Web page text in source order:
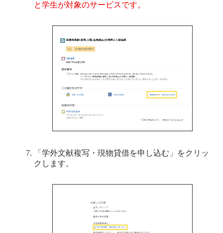
と学生が対象のサービスです。
「学外文献複写・現物貸借を申し込む」をクリッ
クします。